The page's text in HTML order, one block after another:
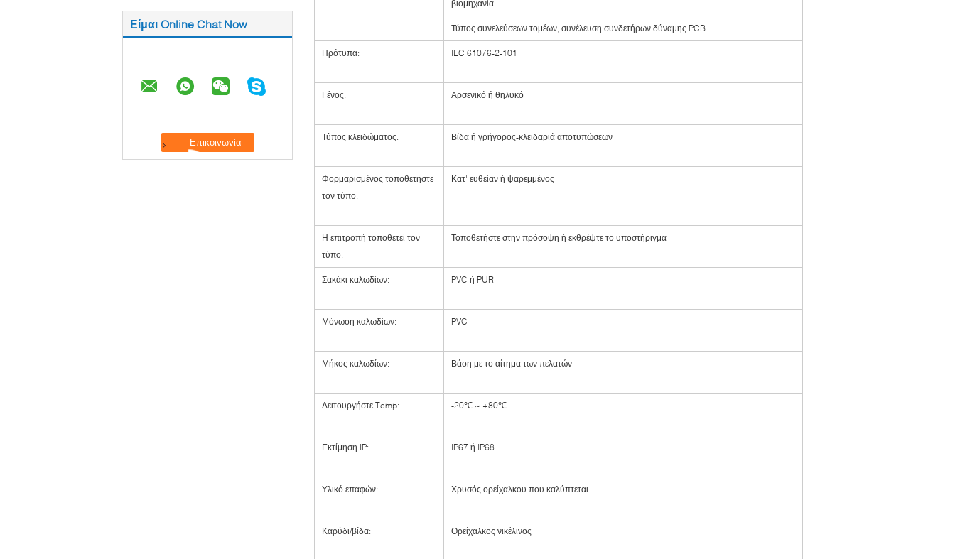
Είμαι Online Chat Now
βιομηχανία
Τύπος συνελεύσεων τομέων, συνέλευση συνδετήρων δύναμης PCB
Πρότυπα: IEC 61076-2-101
Γένος: Αρσενικό ή θηλυκό
Τύπος κλειδώματος: Βίδα ή γρήγορος-κλειδαριά αποτυπώσεων
Φορμαρισμένος τοποθετήστε
τον τύπο:
Κατ' ευθείαν ή ψαρεμμένος
Η επιτροπή τοποθετεί τον
τύπο:
Τοποθετήστε στην πρόσοψη ή εκθρέψτε το υποστήριγμα
Σακάκι καλωδίων: PVC ή PUR
Μόνωση καλωδίων: PVC
Μήκος καλωδίων: Βάση με το αίτημα των πελατών
Λειτουργήστε Temp: -20℃ ~ +80℃
Εκτίμηση IP: IP67 ή IP68
Υλικό επαφών: Χρυσός ορείχαλκου που καλύπτεται
Καρύδι/βίδα: Ορείχαλκος νικέλινος